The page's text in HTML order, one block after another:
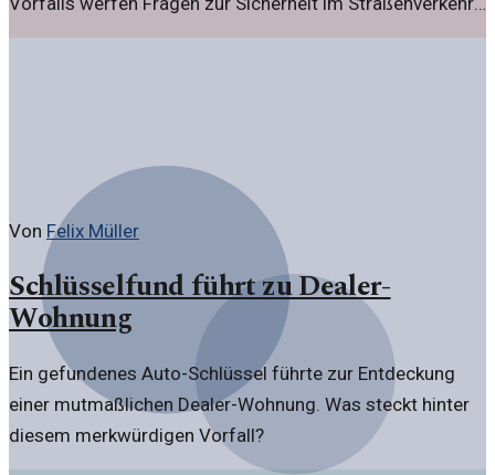
Von Felix Müller
Schlüsselfund führt zu Dealer-
Wohnung
Ein gefundenes Auto-Schlüssel führte zur Entdeckung
einer mutmaßlichen Dealer-Wohnung. Was steckt hinter
diesem merkwürdigen Vorfall?